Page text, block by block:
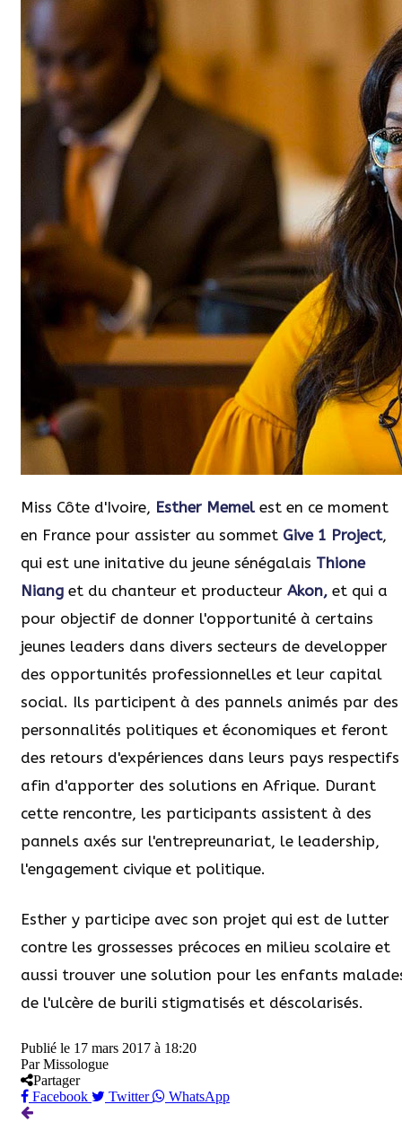
Miss Côte d'Ivoire, Esther Memel est en ce moment
en France pour assister au sommet Give 1 Project,
qui est une initative du jeune sénégalais Thione
Niang et du chanteur et producteur Akon, et qui a
pour objectif de donner l'opportunité à certains
jeunes leaders dans divers secteurs de developper
des opportunités professionnelles et leur capital
social. Ils participent à des pannels animés par des
personnalités politiques et économiques et feront
des retours d'expériences dans leurs pays respectifs
afin d'apporter des solutions en Afrique. Durant
cette rencontre, les participants assistent à des
pannels axés sur l'entrepreunariat, le leadership,
l'engagement civique et politique.
Esther y participe avec son projet qui est de lutter
contre les grossesses précoces en milieu scolaire et
aussi trouver une solution pour les enfants
de l'ulcère de burili stigmatisés et déscolarisés.
Publié le 17 mars 2017 à 18:20
Par Missologue
Partager
Facebook
Twitter WhatsApp